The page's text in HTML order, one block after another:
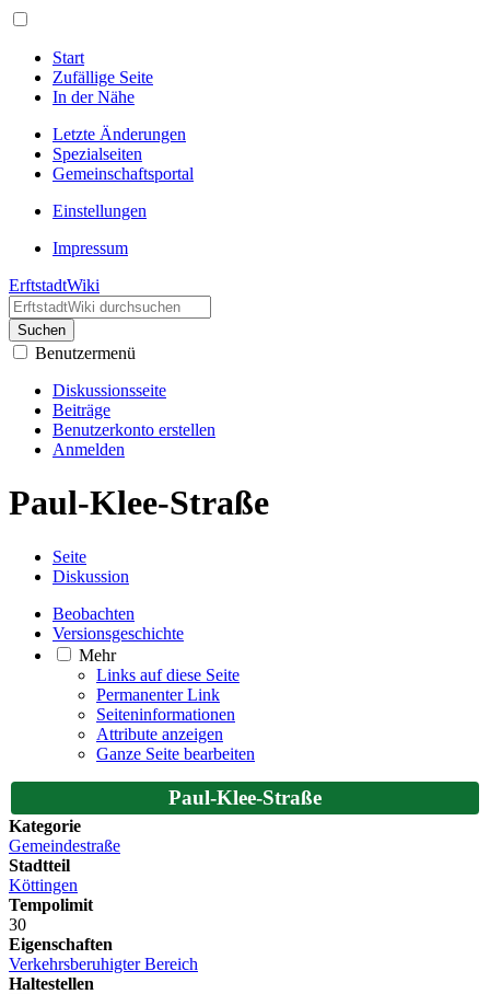
Start
Zufällige Seite
In der Nähe
Letzte Änderungen
Spezialseiten
Gemeinschafts­portal
Einstellungen
Impressum
ErftstadtWiki
Suchen
Benutzermenü
Diskussionsseite
Beiträge
Benutzerkonto erstellen
Anmelden
Paul-Klee-Straße
Seite
Diskussion
Beobachten
Versionsgeschichte
Mehr
Links auf diese Seite
Permanenter Link
Seiten­­informationen
Attribute anzeigen
Ganze Seite bearbeiten
Paul-Klee-Straße
Kategorie
Gemeindestraße
Stadtteil
Köttingen
Tempolimit
30
Eigenschaften
Verkehrsberuhigter Bereich
Haltestellen